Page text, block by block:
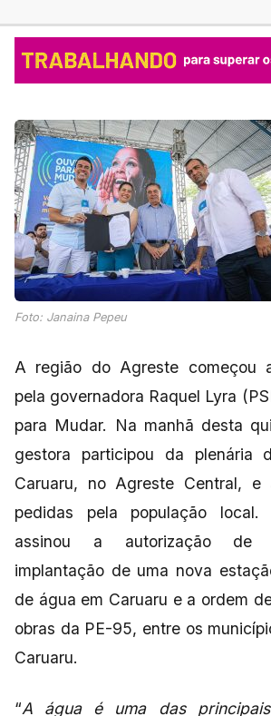
Foto: Janaina Pepeu
A região do Agreste começou
pela governadora Raquel Lyra
para Mudar. Na manhã desta
gestora participou da plenária
Caruaru, no Agreste Central, e
pedidas pela população local.
assinou a autorização de
implantação de uma nova
de água em Caruaru e a ordem
obras da PE-95, entre os
Caruaru.
“A água é uma das